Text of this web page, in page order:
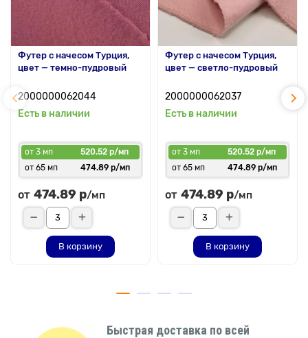
Футер с начесом Турция,
цвет — темно-пудровый
2000000062044
Есть в наличии
от 3 мп
520.52 р/мп
от 65 мп
474.89 р/мп
от 474.89 р/мп
В корзину
Футер с начесом Турция,
цвет — светло-пудровый
2000000062037
Есть в наличии
от 3 мп
520.52 р/мп
от 65 мп
474.89 р/мп
от 474.89 р/мп
В корзину
Быстрая доставка по всей